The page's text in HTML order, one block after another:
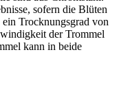
sofern die Blüten
Trocknungsgrad von
der Trommel
kann in beide